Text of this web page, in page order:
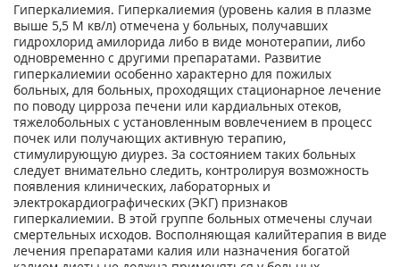
Гиперкалиемия. Гиперкалиемия (уровень калия в плазме
выше 5,5 М кв/л) отмечена у больных, получавших
гидрохлорид амилорида либо в виде монотерапии, либо
одновременно с другими препаратами. Развитие
гиперкалиемии особенно характерно для пожилых
больных, для больных, проходящих стационарное лечение
по поводу цирроза печени или кардиальных отеков,
тяжелобольных с установленным вовлечением в процесс
почек или получающих активную терапию,
стимулирующую диурез. За состоянием таких больных
следует внимательно следить, контролируя возможность
появления клинических, лабораторных и
электрокардиографических (ЭКГ) признаков
гиперкалиемии. В этой группе больных отмечены случаи
смертельных исходов. Восполняющая калийтерапия в виде
лечения препаратами калия или назначения богатой